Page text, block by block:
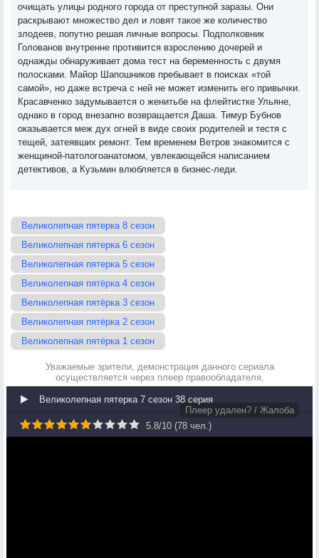
очищать улицы родного города от преступной заразы. Они
раскрывают множество дел и ловят такое же количество
злодеев, попутно решая личные вопросы. Подполковник
Голованов внутренне противится взрослению дочерей и
однажды обнаруживает дома тест на беременность с двумя
полосками. Майор Шапошников пребывает в поисках «той
самой», но даже встреча с ней не может изменить его привычки.
Красавченко задумывается о женитьбе на флейтистке Ульяне,
однако в город внезапно возвращается Даша. Тимур Бубнов
оказывается меж дух огней в виде своих родителей и тестя с
тещей, затеявших ремонт. Тем временем Ветров знакомится с
женщиной-патологоанатомом, увлекающейся написанием
детективов, а Кузьмин влюбляется в бизнес-леди.
Великолепная пятерка 8 сезон
Великолепная пятерка 6 сезон
Великолепная пятерка 5 сезон
Великолепная пятёрка 4 сезон
Великолепная пятёрка 3 сезон
Великолепная пятёрка 2 сезон
Великолепная пятёрка 1 сезон
Уважаемые зрители, демонстрация данного сериала
осуществляется через плеер правообладателя.
Великолепная пятерка 7 сезон 38 серия
Плеер удален? / Жалоба
5.8/10 (78 чел.)